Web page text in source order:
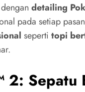
detailing
pada setiap
seperti topi
2: Sepatu